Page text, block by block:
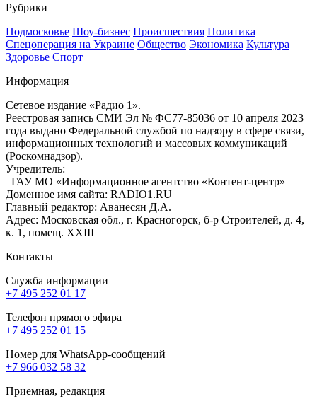
Рубрики
Подмосковье Шоу-бизнес Происшествия Политика
Спецоперация на Украине Общество Экономика Культура
Здоровье Спорт
Информация
Сетевое издание «Радио 1».
Реестровая запись СМИ Эл № ФС77-85036 от 10 апреля 2023
года выдано Федеральной службой по надзору в сфере связи,
информационных технологий и массовых коммуникаций
(Роскомнадзор).
Учредитель:
ГАУ МО «Информационное агентство «Контент-центр»
Доменное имя сайта: RADIO1.RU
Главный редактор: Аванесян Д.А.
Адрес: Московская обл., г. Красногорск, б-р Строителей, д. 4,
к. 1, помещ. XXIII
Контакты
Служба информации
+7 495 252 01 17
Телефон прямого эфира
+7 495 252 01 15
Номер для WhatsApp-сообщений
+7 966 032 58 32
Приемная, редакция